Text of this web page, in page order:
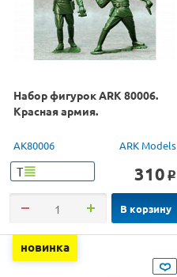
Набор фигурок ARK 80006.
Красная армия.
AK80006 ARK Models
Т 310 o
В корзину
новинка